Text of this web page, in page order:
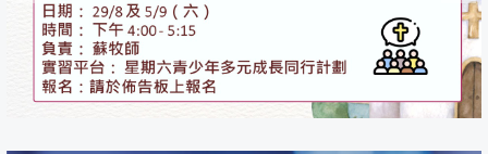
道
會
靈